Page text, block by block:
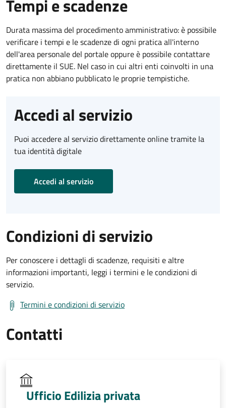
Tempi e scadenze
Durata massima del procedimento amministrativo: è possibile
verificare i tempi e le scadenze di ogni pratica all'interno
dell'area personale del portale oppure è possibile contattare
direttamente il SUE. Nel caso in cui altri enti coinvolti in una
pratica non abbiano pubblicato le proprie tempistiche.
Accedi al servizio
Puoi accedere al servizio direttamente online tramite la
tua identità digitale
Accedi al servizio
Condizioni di servizio
Per conoscere i dettagli di scadenze, requisiti e altre
informazioni importanti, leggi i termini e le condizioni di
servizio.
Termini e condizioni di servizio
Contatti
Ufficio Edilizia privata